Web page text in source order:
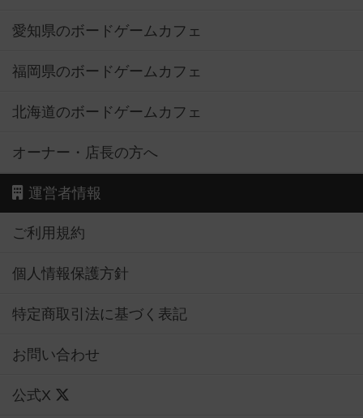
愛知県のボードゲームカフェ
福岡県のボードゲームカフェ
北海道のボードゲームカフェ
オーナー・店長の方へ
運営者情報
ご利用規約
個人情報保護方針
特定商取引法に基づく表記
お問い合わせ
公式X